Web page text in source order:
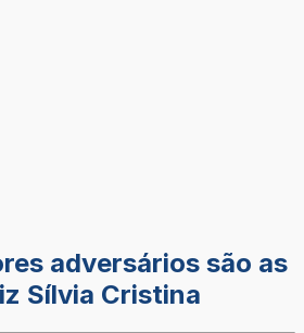
adversários são as
Sílvia Cristina